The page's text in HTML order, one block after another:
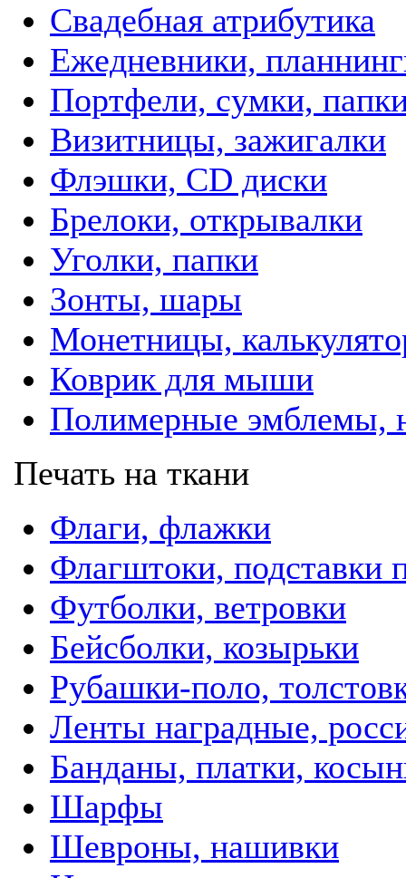
Свадебная атрибутика
Ежедневники,
Портфели, сумки,
Визитницы, зажигалки
Флэшки, CD диски
Брелоки, открывалки
Уголки, папки
Зонты, шары
Монетницы,
Коврик для мыши
Полимерные эмблемы,
Печать на ткани
Флаги, флажки
Флагштоки, подставки
Футболки, ветровки
Бейсболки, козырьки
Рубашки-поло,
Ленты наградные,
Банданы, платки,
Шарфы
Шевроны, нашивки